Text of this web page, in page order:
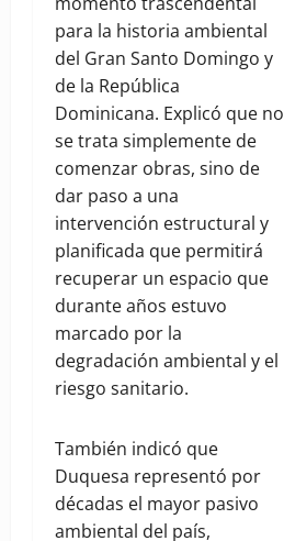
para la historia ambiental
del Gran Santo Domingo y
de la República
Dominicana. Explicó que no
se trata simplemente de
comenzar obras, sino de
dar paso a una
intervención estructural y
planificada que permitirá
recuperar un espacio que
durante años estuvo
marcado por la
degradación ambiental y el
riesgo sanitario.
También indicó que
Duquesa representó por
décadas el mayor pasivo
ambiental del país,